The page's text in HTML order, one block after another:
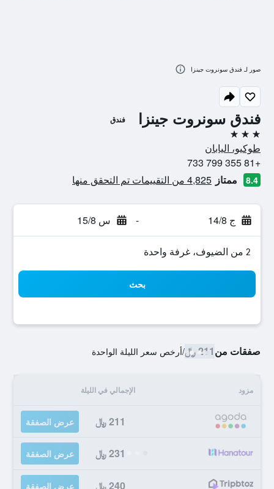
فندق سونروت جينزا فندق
3 نجوم
طوكيو، اليابان
+81 355 799 733
8.4 ممتاز 4,825 من التقييمات تم التحقق منها
ج 14/8 - س 15/8
2 من الضيوف، غرفة واحدة
بحث
صفقات من211 ﷼ /أرخص سعر الليلة الواحدة
مزود الإجمالي في الليلة
211 ﷼ عرض الصفقة
231 ﷼ عرض الصفقة
240 ﷼ عرض الصفقة
صور لـ فندق سونروت جينزا